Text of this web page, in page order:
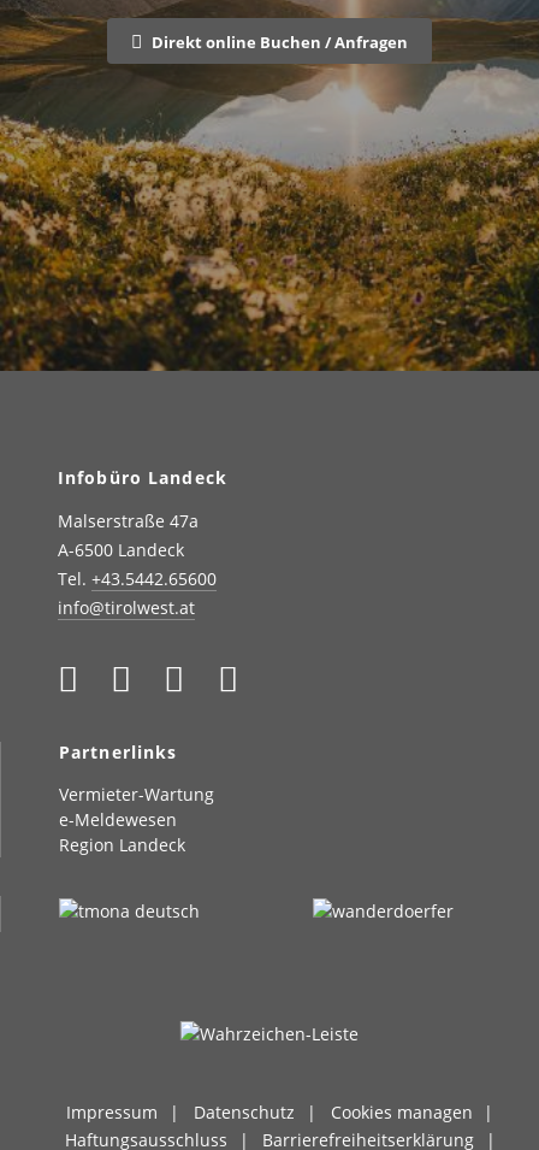
Direkt online Buchen / Anfragen
Infobüro Landeck
Malserstraße 47a
A-6500 Landeck
Tel. +43.5442.65600
info@tirolwest.at
Partnerlinks
Vermieter-Wartung
e-Meldewesen
Region Landeck
Impressum Datenschutz
Cookies managen
Haftungsausschluss
Barrierefreiheitserklärung